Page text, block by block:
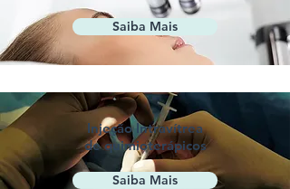
Saiba Mais
Injeção Intravítrea
de quimioterápicos
Saiba Mais